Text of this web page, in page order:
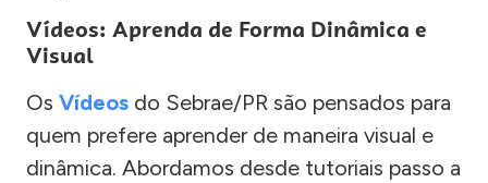
Vídeos: Aprenda de Forma Dinâmica e
Visual
Os Vídeos do Sebrae/PR são pensados para
quem prefere aprender de maneira visual e
dinâmica. Abordamos desde tutoriais passo a